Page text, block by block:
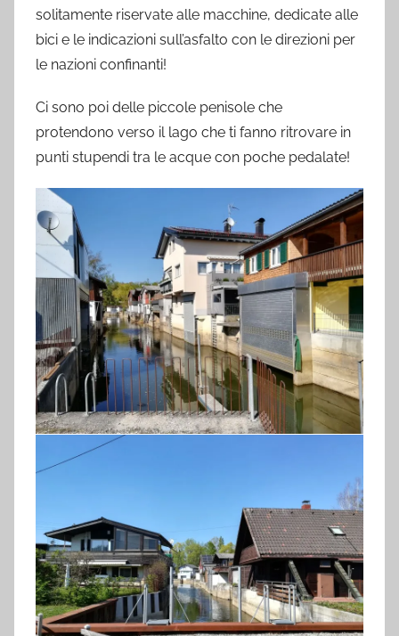
solitamente riservate alle macchine, dedicate alle
bici e le indicazioni sull’asfalto con le direzioni per
le nazioni confinanti!
Ci sono poi delle piccole penisole che
protendono verso il lago che ti fanno ritrovare in
punti stupendi tra le acque con poche pedalate!